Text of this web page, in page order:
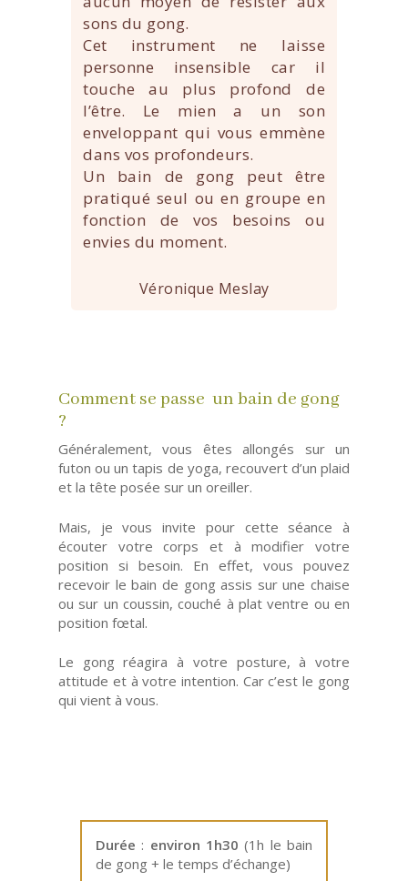
sons du gong.
Cet instrument ne laisse
personne insensible car il
touche au plus profond de
l’être. Le mien a un son
enveloppant qui vous emmène
dans vos profondeurs.
Un bain de gong peut être
pratiqué seul ou en groupe en
fonction de vos besoins ou
envies du moment.
Véronique Meslay
Comment se passe un bain de gong
?
Généralement, vous êtes allongés sur un
futon ou un tapis de yoga, recouvert d’un plaid
et la tête posée sur un oreiller.
Mais, je vous invite pour cette séance à
écouter votre corps et à modifier votre
position si besoin. En effet, vous pouvez
recevoir le bain de gong assis sur une chaise
ou sur un coussin, couché à plat ventre ou en
position fœtal.
Le gong réagira à votre posture, à votre
attitude et à votre intention. Car c’est le gong
qui vient à vous.
Durée : environ 1h30 (1h le bain
de gong + le temps d’échange)